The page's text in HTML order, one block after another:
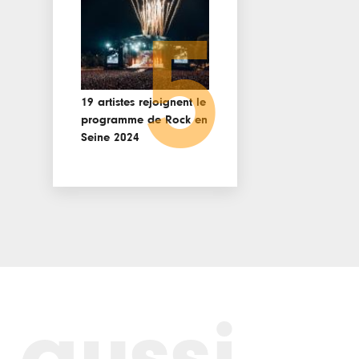
19 artistes rejoignent le
programme de Rock en
Seine 2024 5